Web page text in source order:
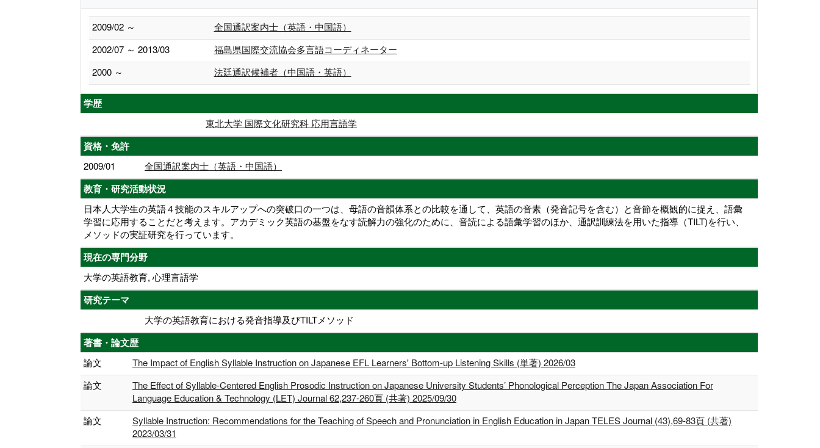
2009/02 ～
全国通訳案内士（英語・中国語）
2002/07 ～ 2013/03
福島県国際交流協会多言語コーディネーター
2000 ～
法廷通訳候補者（中国語・英語）
学歴
東北大学 国際文化研究科 応用言語学
資格・免許
2009/01 全国通訳案内士（英語・中国語）
教育・研究活動状況
日本人大学生の英語４技能のスキルアップへの突破口の一つは、母語の音韻体系との比較を通して、英語の音素（発音記号を含む）と音節を概観的に捉え、語彙
学習に応用することだと考えます。アカデミック英語の基盤をなす読解力の強化のために、音読による語彙学習のほか、通訳訓練法を用いた指導（TILT)を行い、
メソッドの実証研究を行っています。
現在の専門分野
大学の英語教育, 心理言語学
研究テーマ
大学の英語教育における発音指導及びTILTメソッド
著書・論文歴
論文
The Impact of English Syllable Instruction on Japanese EFL Learners' Bottom-up Listening Skills (単著) 2026/03
論文
The Effect of Syllable-Centered English Prosodic Instruction on Japanese University Students’ Phonological Perception The Japan Association For
Language Education & Technology (LET) Journal 62,237-260頁 (共著) 2025/09/30
論文
Syllable Instruction: Recommendations for the Teaching of Speech and Pronunciation in English Education in Japan TELES Journal (43),69-83頁 (共著)
2023/03/31